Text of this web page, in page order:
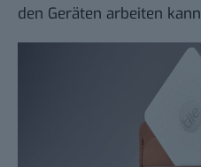
den Geräten arbeiten